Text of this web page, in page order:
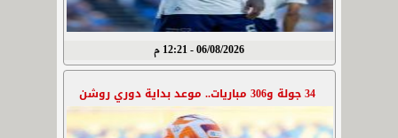
06/08/2026 - 12:21 م
34 جولة و306 مباريات.. موعد بداية دوري روشن